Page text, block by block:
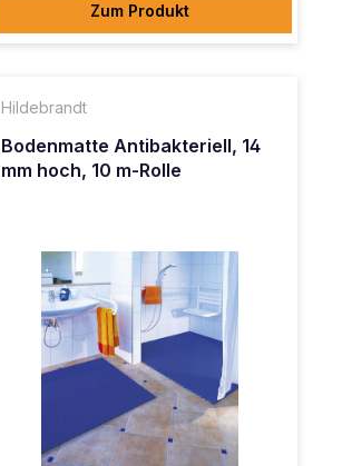
Zum Produkt
Hildebrandt
Bodenmatte Antibakteriell, 14
mm hoch, 10 m-Rolle